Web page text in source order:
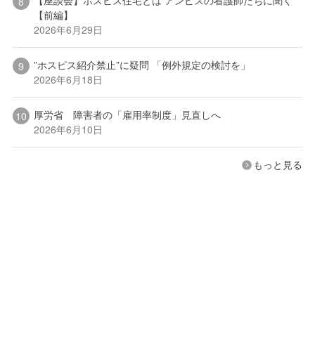
【前編】
2026年6月29日
”ホスピス紹介禁止”に疑問 「例外規定の検討を」
2026年6月18日
厚労省 障害者の「雇用率制度」見直しへ
2026年6月10日
もっと見る